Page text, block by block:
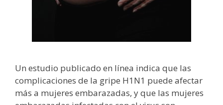
Un estudio publicado en línea indica que las
complicaciones de la gripe H1N1 puede afectar
más a mujeres embarazadas, y que las mujeres